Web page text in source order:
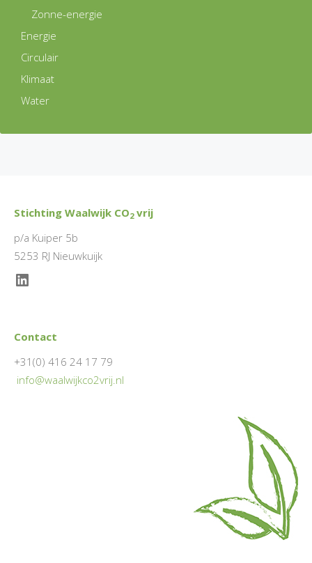
Zonne-energie
Energie
Circulair
Klimaat
Water
Stichting Waalwijk CO2vrij
p/a Kuiper 5b
5253 RJ Nieuwkuijk
LinkedIn
Contact
+31(0) 416 24 17 79
info@waalwijkco2vrij.nl